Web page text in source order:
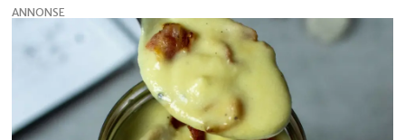
ANNONSE